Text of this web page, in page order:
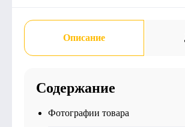
Описание
Содержание
Фотографии товара